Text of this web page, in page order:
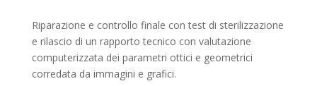
Riparazione e controllo finale con test di sterilizzazione
e rilascio di un rapporto tecnico con valutazione
computerizzata dei parametri ottici e geometrici
corredata da immagini e grafici.